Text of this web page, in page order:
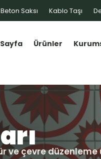
Beton Saksı Kablo Taşı
Ürünler